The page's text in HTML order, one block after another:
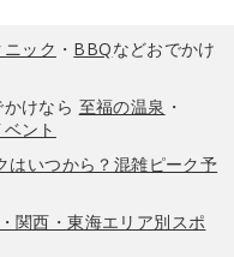
ニック ・ BBQなどおでかけ
けなら 至福の温泉 ・
ント
はいつから？混雑ピーク予
関西・東海エリア別スポ